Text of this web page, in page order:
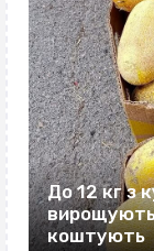
До 12 кг з
вирощують
коштують